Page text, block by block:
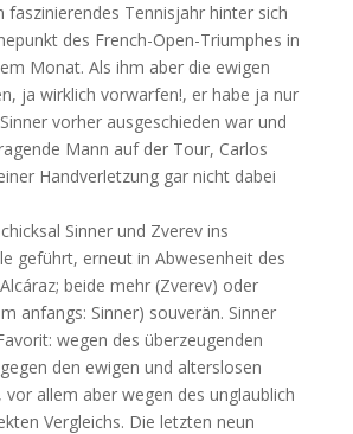
faszinierendes Tennisjahr hinter sich
des French-Open-Triumphes in
Monat. Als ihm aber die ewigen
ja wirklich vorwarfen!, er habe ja nur
vorher ausgeschieden war und
Mann auf der Tour, Carlos
Handverletzung gar nicht dabei
Sinner und Zverev ins
geführt, erneut in Abwesenheit des
beide mehr (Zverev) oder
anfangs: Sinner) souverän. Sinner
wegen des überzeugenden
den ewigen und alterslosen
allem aber wegen des unglaublich
Vergleichs. Die letzten neun